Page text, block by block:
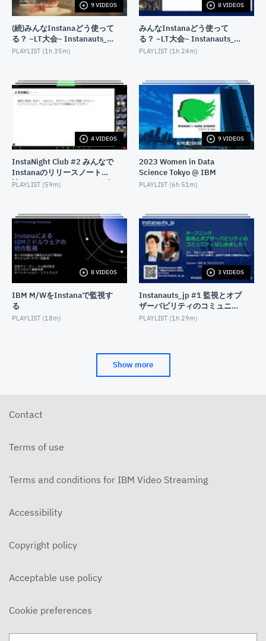
Db2 pureScale on AWS登場！(Database Dojo)
DECEMBER 20, 2022
OCTOBER 3, 2022
IBM Database Dojo ~無償のDb2 on CloudをJupyter
Notebookから使ってみよう~
JUNE 14, 2022
Db2サポートが語る！Db2の好きなとこ＆開発の裏側
教えます
APRIL 28, 2022
9 VIDEOS
(続)みんなInstanaどう使って
る？ ~LT大会~ Instanauts_jp
#3
PLAYLIST (1h 35m)
8 VIDEOS
みんなInstanaどう使って
る？ ~LT大会~ Instanauts_jp
#2
PLAYLIST (1h 24m)
4 VIDEOS
InstaNight Club #2 みんなで
Instanaのリリースノートを
読みながらワイワイ - 2023年
PLAYLIST (59m)
9 VIDEOS
2023 Women in Data
Science Tokyo @ IBM
PLAYLIST (6h 51m)
8 VIDEOS
IBM M/WをInstanaで監視す
る
PLAYLIST (18m)
3 VIDEOS
Instanauts_jp #1 監視とオブ
ザーバビリティのコミュニテ
ィはじめました！(Instana
PLAYLIST (1h 29m)
Show more
Contact
Terms of use
Terms and conditions for IBM Video Streaming
Accessibility
Copyright policy
Acceptable use policy
Cookie preferences